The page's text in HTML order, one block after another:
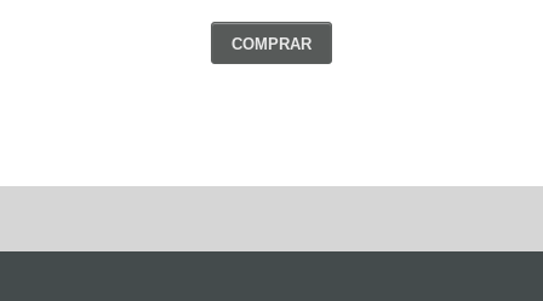
COMPRAR